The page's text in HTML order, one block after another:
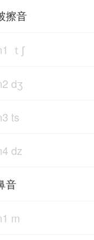
擦音
ｔʃ
dʒ
ts
dz
音
m